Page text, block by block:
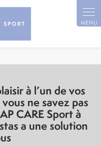
à l’un de vos
ne savez pas
CARE Sport à
a une solution